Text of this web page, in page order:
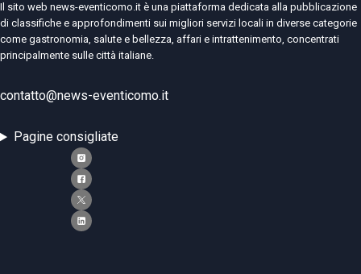
Il sito web news-eventicomo.it è una piattaforma dedicata alla pubblicazione
di classifiche e approfondimenti sui migliori servizi locali in diverse categorie
come gastronomia, salute e bellezza, affari e intrattenimento, concentrati
principalmente sulle città italiane.
contatto@news-eventicomo.it
Pagine consigliate